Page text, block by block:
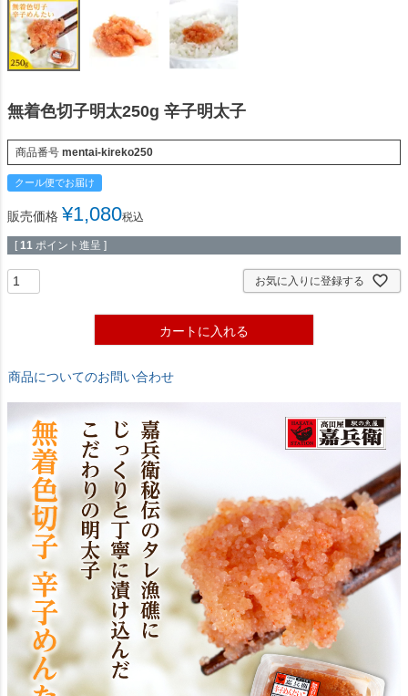
無着色切子明太250g 辛子明太子
商品番号 mentai-kireko250
クール便でお届け
販売価格 ¥1,080税込
[ 11 ポイント進呈 ]
お気に入りに登録する
カートに入れる
商品についてのお問い合わせ